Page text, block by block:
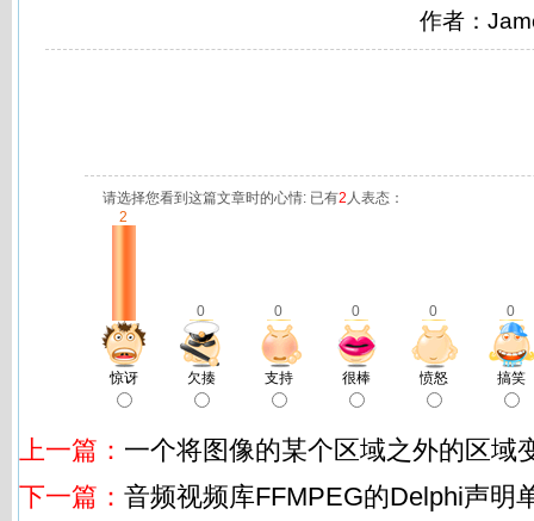
作者：
请选择您看到这篇文章时的心情: 已有2 人表态：
2
0 0 0 0 0
惊讶 欠揍 支持 很棒 愤怒 搞笑
上一篇： 一个将图像的某个区域之外的区域
下一篇： 音频视频库FFMPEG的Delphi声明